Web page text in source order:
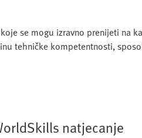
se mogu izravno prenijeti na
tehničke kompetentnosti,
natjecanje